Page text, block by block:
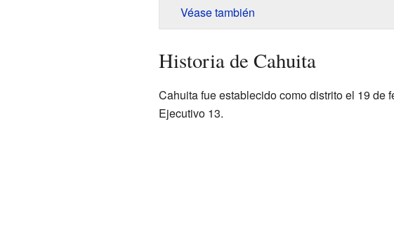
Véase también
Historia de Cahuita
Cahuita fue establecido como distrito el 19 de
Ejecutivo 13.